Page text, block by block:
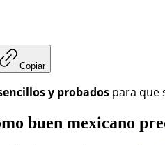
Copiar
y probados para que
buen mexicano